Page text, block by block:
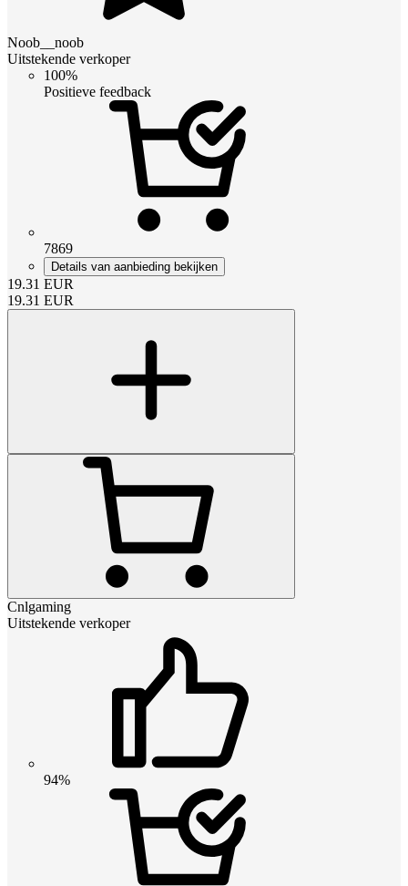
Noob__noob
Uitstekende verkoper
100%
Positieve feedback
7869
Details van aanbieding bekijken
19.31 EUR
19.31 EUR
Cnlgaming
Uitstekende verkoper
94%